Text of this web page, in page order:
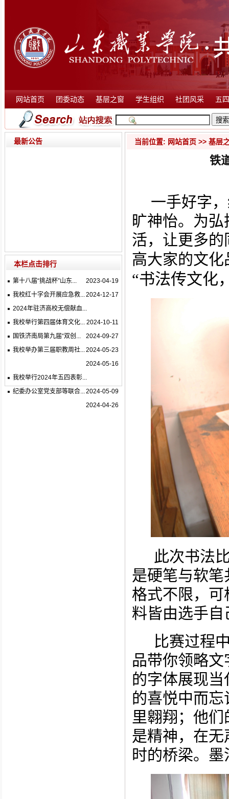
网站首页 团委动态 基层之窗 学生组织 社团风采 五
最新公告
本栏点击排行
第十八届“挑战杯”山东...
2023-04-19
我校红十字会开展应急救...2024-12-17
2024年驻济高校无偿献血...
2024-10-11
我校举行第四届体育文化...
2024-09-27
国铁济南局第九届“双创...
2024-05-23
我校举办第三届职教周社...
2024-05-16
我校举行2024年五四表彰...
2024-05-09
纪委办公室党支部等联合...
2024-04-26
当前位置: 网站首页 >> 基层
铁
一手好字
旷神怡。 为弘
活，让更多
高大家的文化
“书法传文化
此次书法
是硬笔与软
格式不限， 可
料皆由选手自
比赛过程
品带你领略文
的字体展现
的喜悦中而
里翱翔 ； 他们
是精神 ， 在无
时的桥梁。 墨